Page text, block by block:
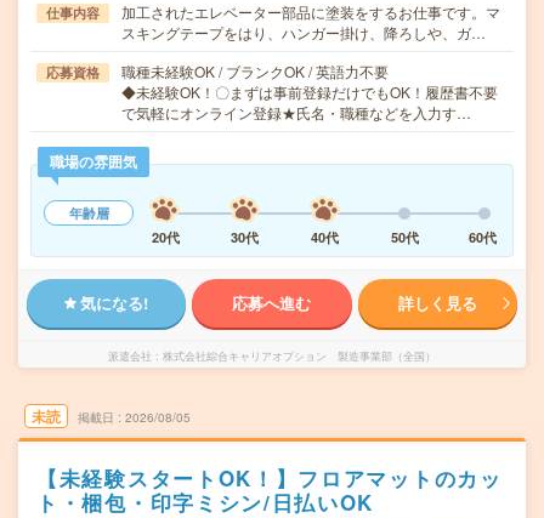
仕事内容
加工されたエレベーター部品に塗装をするお仕事です。マ
スキングテープをはり、ハンガー掛け、降ろしや、ガ…
応募資格
職種未経験OK / ブランクOK / 英語力不要
◆未経験OK！〇まずは事前登録だけでもOK！履歴書不要
で気軽にオンライン登録★氏名・職種などを入力す…
職場の雰囲気
年齢層
20代
30代 40代 50代 60代
気になる! 応募へ進む 詳しく見る
派遣会社 株式会社綜合キャリアオプション 製造事業部（全国）
未読 掲載日 2026/08/05
【未経験スタートOK！】フロアマットのカッ
ト・梱包・印字ミシン/日払いOK